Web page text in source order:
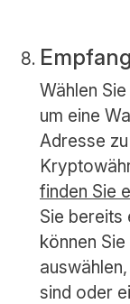
Wählen
um eine
Adresse
finden Sie
Sie bereits
können
sind oder